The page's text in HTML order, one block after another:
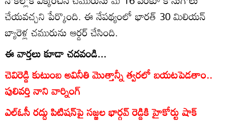
చేయవచ్చని పేర్కొంది. ఈ నేపథ్యంలో భారత్‌ 30 మిలియన్‌
బ్యారెళ్ల చమురును ఆర్డర్‌ చేసింది.
ఈ వార్తలు కూడా చదవండి...
చెవిరెడ్డి కుటుంబ అవినీతి మెుత్తాన్నీ త్వరలో బయటపెడతాం..
పులివర్తి నాని వార్నింగ్
ఎల్‌ఓసీ రద్దు పిటిషన్‌పై సజ్జల భార్గవ్ రెడ్డికి హైకోర్టు షాక్